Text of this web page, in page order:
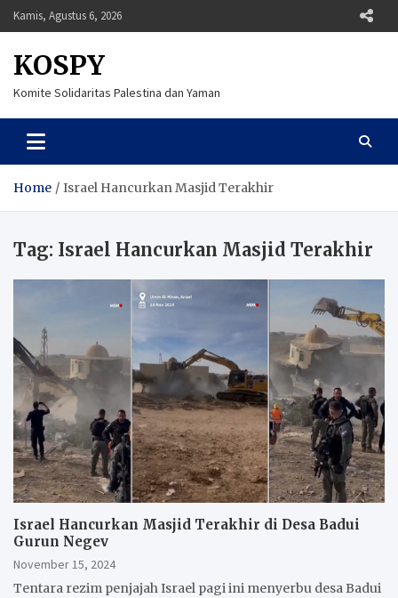
Skip
to
Kamis, Agustus 6, 2026
KOSPY
Komite Solidaritas Palestina dan Yaman
Home Israel Hancurkan Masjid Terakhir
Tag: Israel Hancurkan Masjid Terakhir
Israel Hancurkan Masjid Terakhir di Desa Badui
Gurun Negev
November 15, 2024
Tentara rezim penjajah Israel pagi ini menyerbu desa Badui